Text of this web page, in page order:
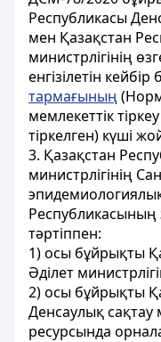
Республикасы
мен Қазақстан
министрлігінің
енгізілетін
тармағының
мемлекеттік
тіркелген) күші
3. Қазақстан
министрлігінің
Республикасының
тәртіппен:
1) осы бұйрықты
Әділет
2) осы бұйрықты
Денсаулық сақтау
ресурсында